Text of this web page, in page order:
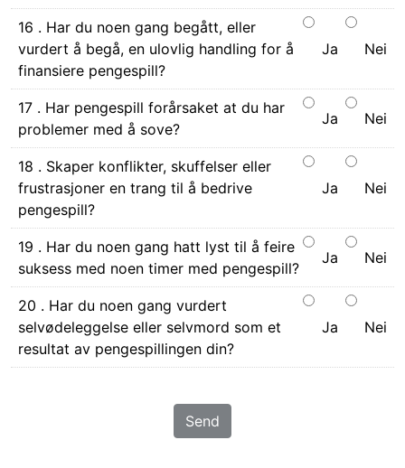
16 . Har du noen gang begått, eller
vurdert å begå, en ulovlig handling for å
finansiere pengespill?
Ja Nei
17 . Har pengespill forårsaket at du har
problemer med å sove?
Ja Nei
18 . Skaper konflikter, skuffelser eller
frustrasjoner en trang til å bedrive
pengespill?
Ja Nei
19 . Har du noen gang hatt lyst til å feire
suksess med noen timer med pengespill?
Ja Nei
20 . Har du noen gang vurdert
selvødeleggelse eller selvmord som et
resultat av pengespillingen din?
Ja Nei
Send